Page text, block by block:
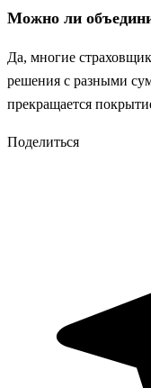
Можно ли
Да, многие
решения с разными
прекращается
Поделиться